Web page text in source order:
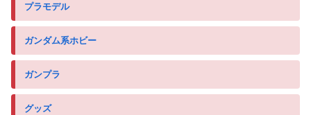
プラモデル
ガンダム系ホビー
ガンプラ
グッズ